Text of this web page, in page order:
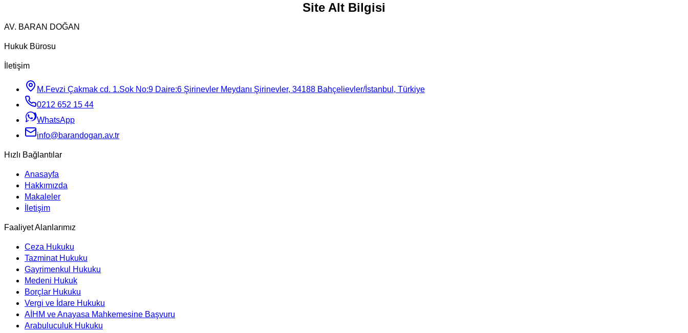
Site Alt Bilgisi
AV. BARAN DOĞAN
Hukuk Bürosu
İletişim
M.Fevzi Çakmak cd. 1.Sok No:9 Daire:6 Şirinevler Meydanı Şirinevler, 34188 Bahçelievler/İstanbul, Türkiye
0212 652 15 44
WhatsApp
info@barandogan.av.tr
Hızlı Bağlantılar
Anasayfa
Hakkımızda
Makaleler
İletişim
Faaliyet Alanlarımız
Ceza Hukuku
Tazminat Hukuku
Gayrimenkul Hukuku
Medeni Hukuk
Borçlar Hukuku
Vergi ve İdare Hukuku
AİHM ve Anayasa Mahkemesine Başvuru
Arabuluculuk Hukuku